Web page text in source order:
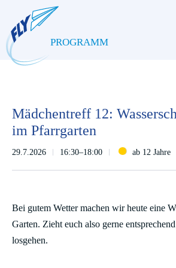
PROGRAMM
Mädchentreff 12:
im Pfarrgarten
29.7.2026 16:30–18:00 ab 12 Jahre
Bei gutem Wetter machen wir heute eine
Garten. Zieht euch also gerne
losgehen.